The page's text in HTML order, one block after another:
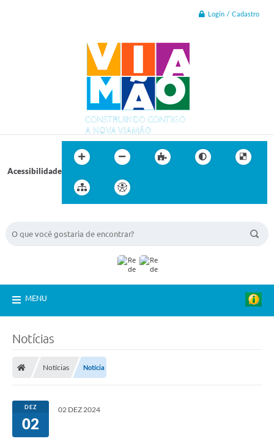
Login / Cadastro
Acessibilidade
MENU
Notícias
Notícias Notícia
DEZ
02
02 DEZ 2024